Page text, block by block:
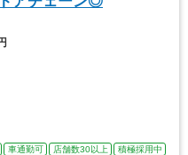
車通勤可 店舗数30以上
積極採用中